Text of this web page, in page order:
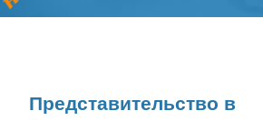
Представительство в